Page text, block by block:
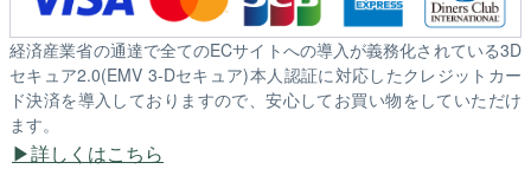
経済産業省の通達で全てのECサイトへの導入が義務化されている3D
セキュア2.0(EMV 3-Dセキュア)本人認証に対応したクレジットカー
ド決済を導入しておりますので、安心してお買い物をしていただけ
ます。
詳しくはこちら